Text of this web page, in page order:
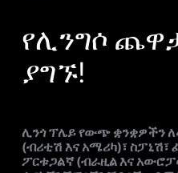
የሊንግሶ
ያግኙ!
ሊንጎ ፕሌይ የውጭ ቋንቋዎችን
(ብሪቲሽ እና አሜሪካ)፣ ስፓኒሽ፣
ፖርቱጋልኛ (ብራዚል እና